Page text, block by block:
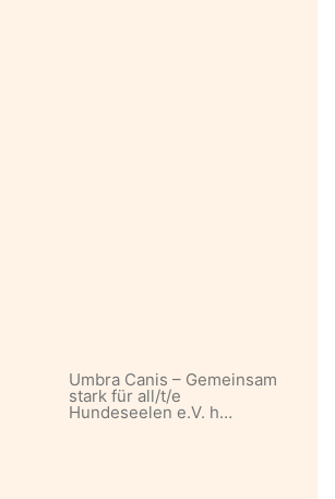
Umbra Canis – Gemeinsam
stark für all/t/e
Hundeseelen e.V. h…